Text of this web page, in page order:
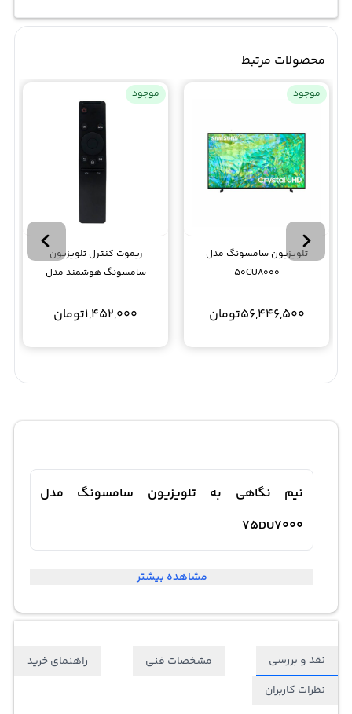
محصولات مرتبط
موجود
تلویزیون سامسونگ مدل
50CU8000
56,446,500تومان
موجود
ریموت کنترل تلویزیون
سامسونگ هوشمند مدل
1,452,000تومان
نیم نگاهی به تلویزیون سامسونگ مدل
75DU7000
مشاهده بیشتر
نقد و بررسی مشخصات فنی
راهنمای خرید
نظرات کاربران